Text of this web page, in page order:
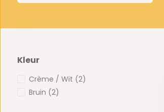
Kleur
Crème / Wit (2)
Bruin (2)